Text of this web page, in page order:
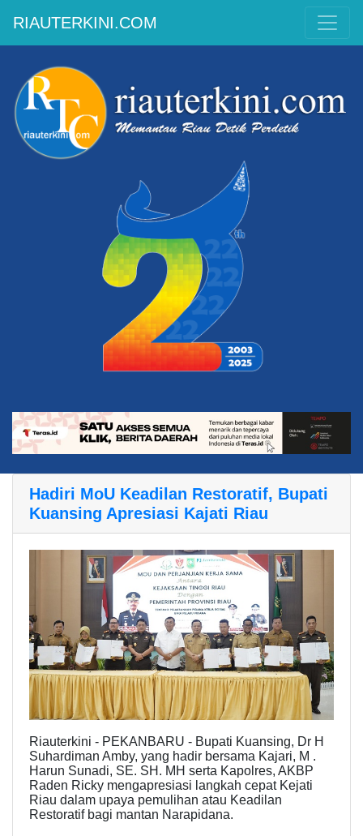
RIAUTERKINI.COM
Hadiri MoU Keadilan Restoratif, Bupati
Kuansing Apresiasi Kajati Riau
Riauterkini - PEKANBARU - Bupati Kuansing, Dr H
Suhardiman Amby, yang hadir bersama Kajari, M .
Harun Sunadi, SE. SH. MH serta Kapolres, AKBP
Raden Ricky mengapresiasi langkah cepat Kejati
Riau dalam upaya pemulihan atau Keadilan
Restoratif bagi mantan Narapidana.